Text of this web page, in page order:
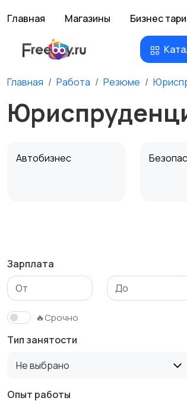
Главная Магазины Бизнес
Главная Работа Резюме
Автобизнес
Медицина Начало
Производство
Зарплата
🔥Срочно
Тип занятости
Не выбрано
Опыт работы